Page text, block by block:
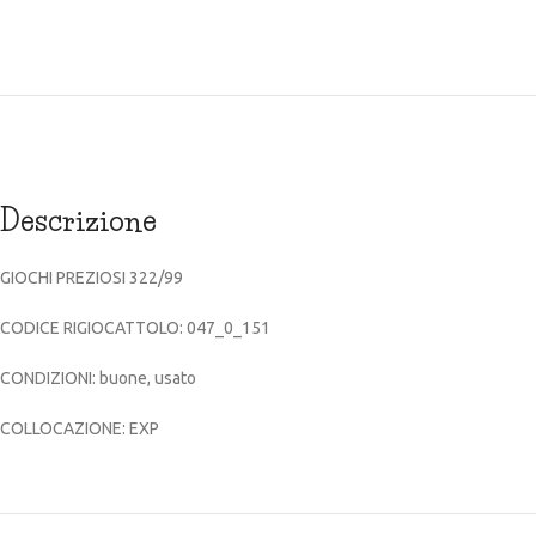
Descrizione
GIOCHI PREZIOSI 322/99
CODICE RIGIOCATTOLO: 047_0_151
CONDIZIONI: buone, usato
COLLOCAZIONE: EXP